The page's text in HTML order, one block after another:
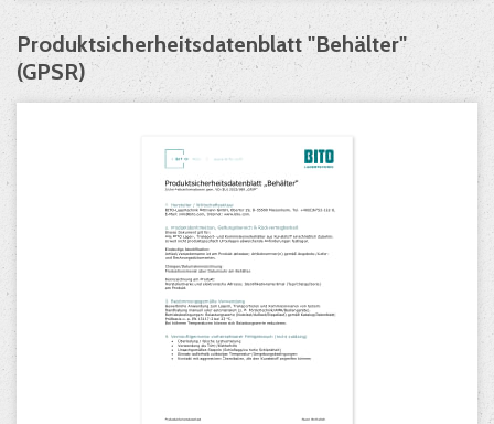
Produktsicherheitsdatenblatt "Behälter"
(GPSR)